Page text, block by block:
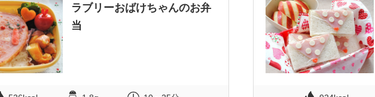
ラブリーおばけちゃんのお弁
当